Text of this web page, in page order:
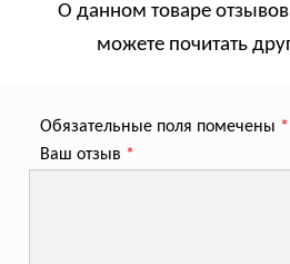
О данном товаре
можете почитать
Обязательные поля помечены *
Ваш отзыв *